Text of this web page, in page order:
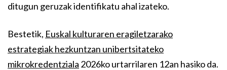
ditugun geruzak identifikatu ahal izateko.
Bestetik, Euskal kulturaren eragiletzarako
estrategiak hezkuntzan unibertsitateko
mikrokredentziala 2026ko urtarrilaren 12an hasiko da.